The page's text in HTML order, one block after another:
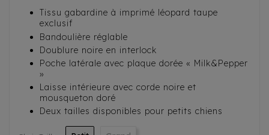
Tissu gabardine à imprimé léopard taupe
exclusif
Bandoulière réglable
Doublure noire en interlock
Poche latérale avec plaque dorée « Milk&Pepper
»
Laisse intérieure avec corde noire et
mousqueton doré
Deux tailles disponibles pour petits chiens